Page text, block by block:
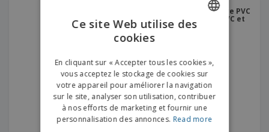
Cloison en carton Fenêtre PVC
80x75cm Avec fenêtre PVC et
ouverture inférieure
DUTCH
PORTUGUESE
SPANISH
Ce site Web utilise des
cookies
En cliquant sur « Accepter tous les cookies »,
vous acceptez le stockage de cookies sur
votre appareil pour améliorer la navigation
sur le site, analyser son utilisation, contribuer
à nos efforts de marketing et fournir une
personnalisation des annonces. Read more